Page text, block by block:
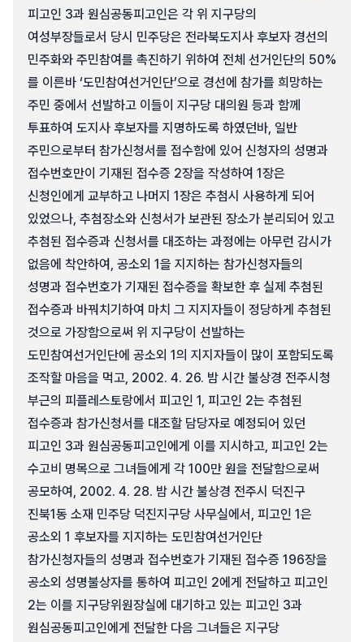
피고인 3과 원심공동피고인은 각 위 지구당의
여성부장들로서 당시 민주당은 전라북도지사 후보자 경선의
민주화와 주민참여를 촉진하기 위하여 전체 선거인단의 50%
를 이른바 ‘도민참여선거인단’으로 경선에 참가를 희망하는
주민 중에서 선발하고 이들이 지구당 대의원 등과 함께
투표하여 도지사 후보자를 지명하도록 하였던바, 일반
주민으로부터 참가신청서를 접수함에 있어 신청자의 성명과
접수번호만이 기재된 접수증 2장을 작성하여 1장은
신청인에게 교부하고 나머지 1장은 추첨시 사용하게 되어
있었으나, 추첨장소와 신청서가 보관된 장소가 분리되어 있고
추첨된 접수증과 신청서를 대조하는 과정에는 아무런 감시가
없음에 착안하여, 공소외 1을 지지하는 참가신청자들의
성명과 접수번호가 기재된 접수증을 확보한 후 실제 추첨된
접수증과 바꿔치기하여 마치 그 지지자들이 정당하게 추첨된
것으로 가장함으로써 위 지구당이 선발하는
도민참여선거인단에 공소외 1의 지지자들이 많이 포함되도록
조작할 마음을 먹고, 2002. 4. 26. 밤 시간 불상경 전주시청
부근의 피플레스토랑에서 피고인 1, 피고인 2는 추첨된
접수증과 참가신청서를 대조할 담당자로 예정되어 있던
피고인 3과 원심공동피고인에게 이를 지시하고, 피고인 2는
수고비 명목으로 그녀들에게 각 100만 원을 전달함으로써
공모하여, 2002. 4. 28. 밤 시간 불상경 전주시 덕진구
진북1동 소재 민주당 덕진지구당 사무실에서, 피고인 1은
공소외 1 후보자를 지지하는 도민참여선거인단
참가신청자들의 성명과 접수번호가 기재된 접수증 196장을
공소외 성명불상자를 통하여 피고인 2에게 전달하고 피고인
2는 이를 지구당위원장실에 대기하고 있는 피고인 3과
원심공동피고인에게 전달한 다음 그녀들은 지구당